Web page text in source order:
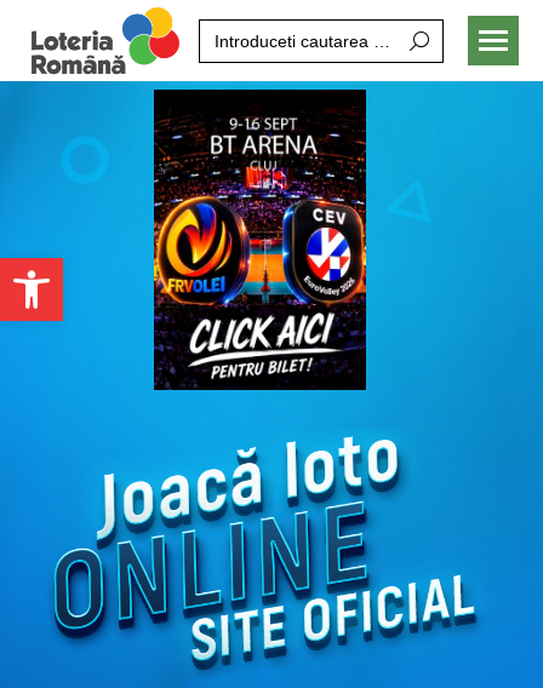
Open toolbar
Search: